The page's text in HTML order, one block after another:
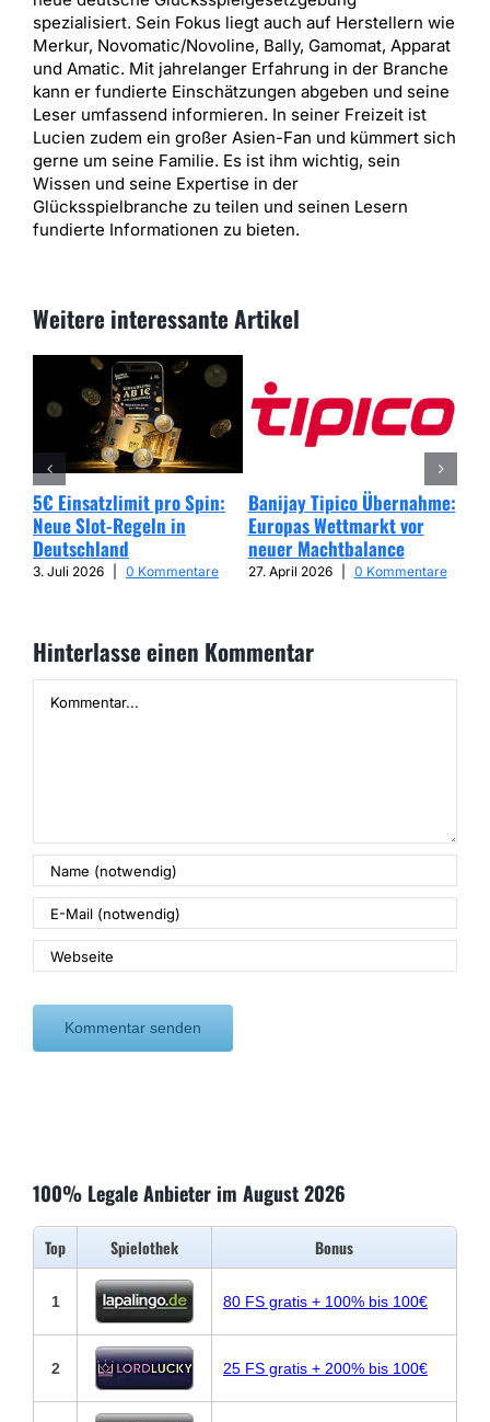
spezialisiert. Sein Fokus liegt auch auf Herstellern wie
Merkur, Novomatic/Novoline, Bally, Gamomat, Apparat
und Amatic. Mit jahrelanger Erfahrung in der Branche
kann er fundierte Einschätzungen abgeben und seine
Leser umfassend informieren. In seiner Freizeit ist
Lucien zudem ein großer Asien-Fan und kümmert sich
gerne um seine Familie. Es ist ihm wichtig, sein
Wissen und seine Expertise in der
Glücksspielbranche zu teilen und seinen Lesern
fundierte Informationen zu bieten.
Weitere interessante Artikel
5€ Einsatzlimit pro Spin:
Neue Slot-Regeln in
Deutschland
3. Juli 2026 0 Kommentare
Banijay Tipico Übernahme:
Europas Wettmarkt vor
neuer Machtbalance
27. April 2026 0 Kommentare
Hinterlasse einen Kommentar
100% Legale Anbieter im August 2026
Top Spielothek Bonus
1 80 FS gratis + 100% bis 100€
2 25 FS gratis + 200% bis 100€